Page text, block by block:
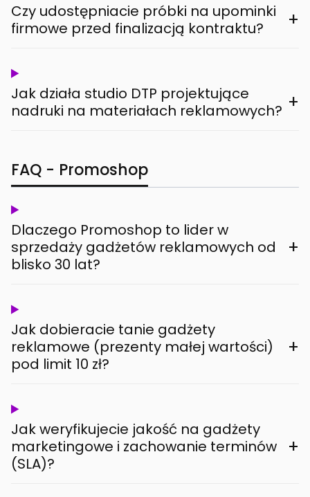
Czy udostępniacie próbki na upominki
firmowe przed finalizacją kontraktu?
+
Jak działa studio DTP projektujące
nadruki na materiałach reklamowych? +
FAQ - Promoshop
Dlaczego Promoshop to lider w
sprzedaży gadżetów reklamowych od
blisko 30 lat?
+
Jak dobieracie tanie gadżety
reklamowe (prezenty małej wartości)
pod limit 10 zł?
+
Jak weryfikujecie jakość na gadżety
marketingowe i zachowanie terminów
(SLA)?
+